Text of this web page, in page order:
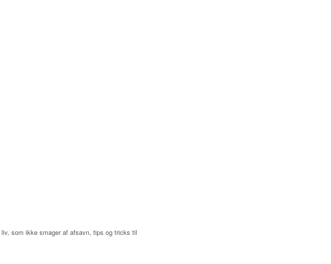
som ikke smager af afsavn, tips og tricks til